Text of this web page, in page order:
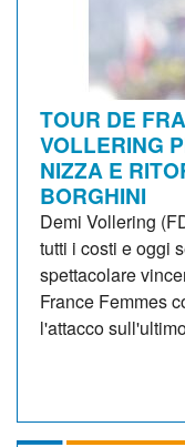
TOUR DE
VOLLERING
NIZZA E
BORGHINI
Demi Vollering
tutti i costi e oggi
spettacolare
France Femmes
l'attacco